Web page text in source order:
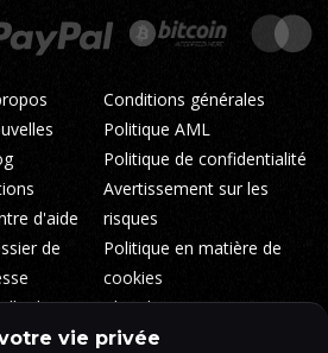
d'aide
de
de route
Conditions générales
Politique AML
Politique de confidentialité
Avertissement sur les
risques
Politique en matière de
cookies
Plan du site
Whitepaper
vie privée